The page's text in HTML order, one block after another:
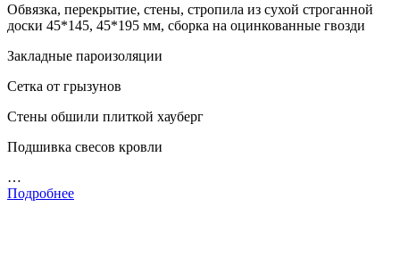
Обвязка, перекрытие, стены, стропила из сухой строганной
доски 45*145, 45*195 мм, сборка на оцинкованные гвозди
Закладные пароизоляции
Сетка от грызунов
Стены обшили плиткой хауберг
Подшивка свесов кровли
…
Подробнее